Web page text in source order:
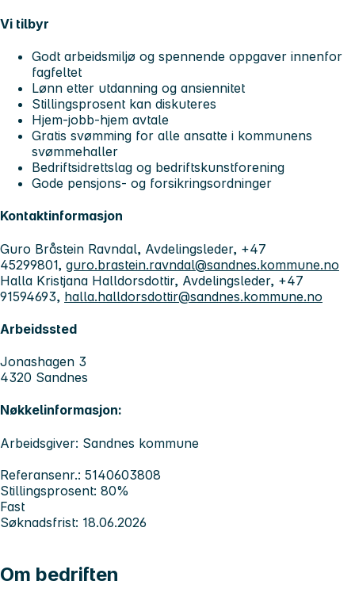
Vi tilbyr
Godt arbeidsmiljø og spennende oppgaver innenfor
fagfeltet
Lønn etter utdanning og ansiennitet
Stillingsprosent kan diskuteres
Hjem-jobb-hjem avtale
Gratis svømming for alle ansatte i kommunens
svømmehaller
Bedriftsidrettslag og bedriftskunstforening
Gode pensjons- og forsikringsordninger
Kontaktinformasjon
Guro Bråstein Ravndal, Avdelingsleder, +47
45299801, guro.brastein.ravndal@sandnes.kommune.no
Halla Kristjana Halldorsdottir, Avdelingsleder, +47
91594693, halla.halldorsdottir@sandnes.kommune.no
Arbeidssted
Jonashagen 3
4320 Sandnes
Nøkkelinformasjon:
Arbeidsgiver: Sandnes kommune
Referansenr.: 5140603808
Stillingsprosent: 80%
Fast
Søknadsfrist: 18.06.2026
Om bedriften